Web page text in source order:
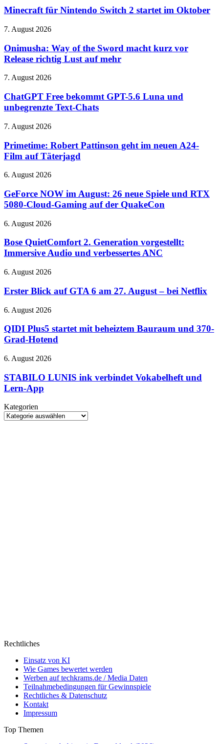
Bass
Bose-
Nintendo
2
startet
im
Oktober
Minecraft für Nintendo Switch 2 startet im Oktober
Onimusha:
of
the
Sword
kurz
Release
richtig
auf
7. August 2026
Onimusha: Way of the Sword macht kurz vor
Release richtig Lust auf mehr
ChatGPT
bekommt
GPT-
5.6
und
Text-
Chats
7. August 2026
ChatGPT Free bekommt GPT-5.6 Luna und
unbegrenzte Text-Chats
Primetime:
Pattinson
geht
im
A24-
auf
Täterjagd
7. August 2026
Primetime: Robert Pattinson geht im neuen A24-
Film auf Täterjagd
GeForce
im
August:
26
Spiele
RTX
5080-
Gaming
der
QuakeCon
6. August 2026
GeForce NOW im August: 26 neue Spiele und RTX
5080-Cloud-Gaming auf der QuakeCon
Bose
2.
Generation
vorgestellt:
Audio
verbessertes
6. August 2026
Bose QuietComfort 2. Generation vorgestellt:
Immersive Audio und verbessertes ANC
Erster
auf
GTA
6
am
27.
August
–
Netflix
6. August 2026
Erster Blick auf GTA 6 am 27. August – bei Netflix
QIDI
startet
mit
beheiztem
und
Grad-
Hotend
6. August 2026
QIDI Plus5 startet mit beheiztem Bauraum und 370-
Grad-Hotend
STABILO
ink
verbindet
Vokabelheft
Lern-
App
6. August 2026
STABILO LUNIS ink verbindet Vokabelheft und
Lern-App
Kategorien
Kategorien
Rechtliches
Einsatz von KI
Wie Games bewertet werden
Werben auf techkrams.de / Media Daten
Teilnahmebedingungen für Gewinnspiele
Rechtliches & Datenschutz
Kontakt
Impressum
Top Themen